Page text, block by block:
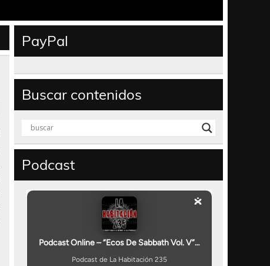
PayPal
Buscar contenidos
Podcast